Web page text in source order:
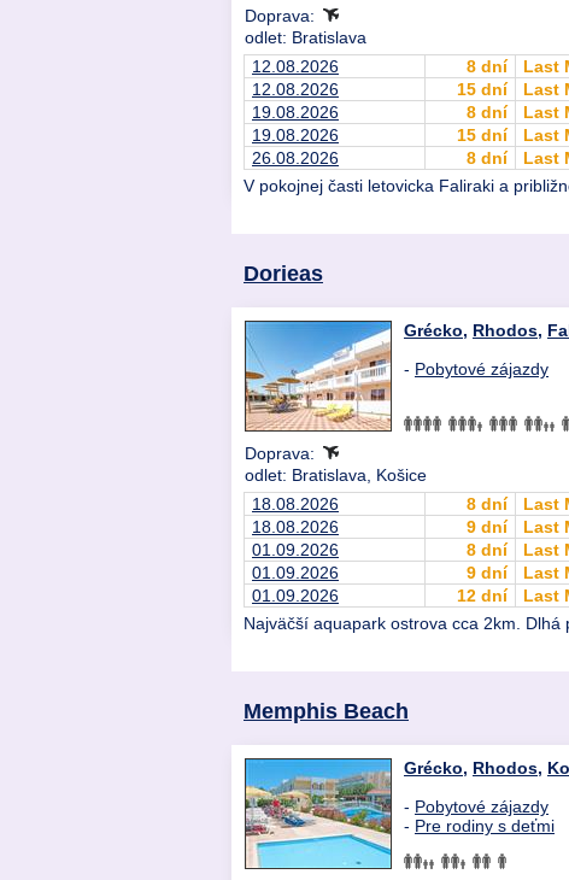
Doprava:
odlet: Bratislava
12.08.2026
8 dní Last
12.08.2026
15 dní Last
19.08.2026
8 dní Last
19.08.2026
15 dní Last
26.08.2026
8 dní Last
V pokojnej časti letovicka Faliraki a
Dorieas
Grécko, Rhodos,
- Pobytové zájazdy
Doprava:
odlet: Bratislava, Košice
18.08.2026
8 dní Last
18.08.2026
9 dní Last
01.09.2026
8 dní Last
01.09.2026
9 dní Last
01.09.2026
12 dní Last
Najväčší aquapark ostrova cca 2km.
Memphis Beach
Grécko, Rhodos,
- Pobytové zájazdy
- Pre rodiny s deťmi